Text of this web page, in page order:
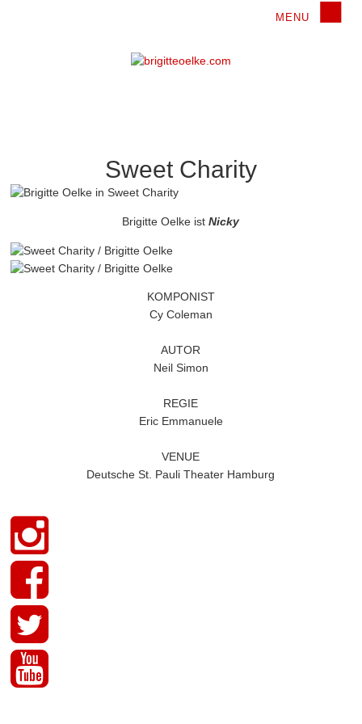
Sweet Charity
Brigitte Oelke istNicky
KOMPONIST
Cy Coleman
AUTOR
Neil Simon
REGIE
Eric Emmanuele
VENUE
Deutsche St. Pauli Theater Hamburg